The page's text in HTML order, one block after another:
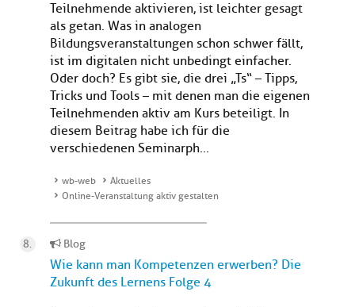
Teilnehmende aktivieren, ist leichter gesagt
als getan. Was in analogen
Bildungsveranstaltungen schon schwer fällt,
ist im digitalen nicht unbedingt einfacher.
Oder doch? Es gibt sie, die drei „Ts“ – Tipps,
Tricks und Tools – mit denen man die eigenen
Teilnehmenden aktiv am Kurs beteiligt. In
diesem Beitrag habe ich für die
verschiedenen Seminarph...
wb-web
Aktuelles
Online-Veranstaltung aktiv gestalten
Blog
Wie kann man Kompetenzen erwerben? Die
Zukunft des Lernens Folge 4